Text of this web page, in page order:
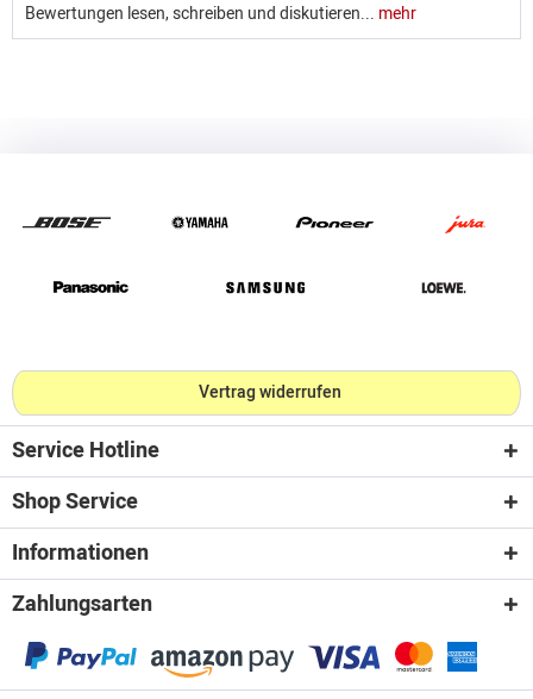
Bewertungen lesen, schreiben und diskutieren... mehr
Vertrag widerrufen
Service Hotline
Shop Service
Informationen
Zahlungsarten